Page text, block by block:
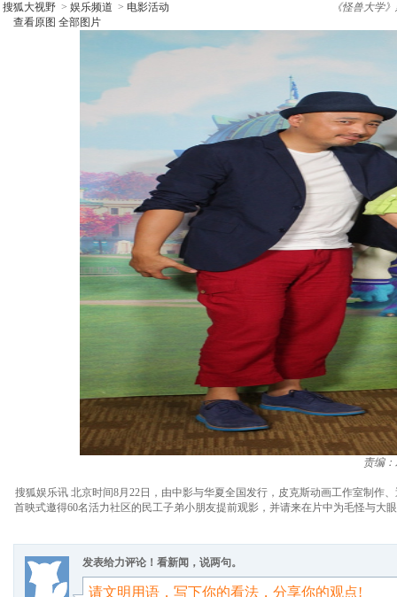
搜狐大视野 > 娱乐频道 > 电影活动
《怪兽大学
查看原图 全部图片
责编
搜狐娱乐讯 北京时间8月22日，由中影与华夏全国发行，皮克斯动画工作室制作
首映式邀得60名活力社区的民工子弟小朋友提前观影，并请来在片中为毛怪与
发表给力评论！看新闻，说两句。